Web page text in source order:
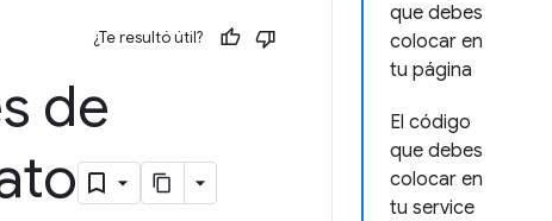
que debes
colocar en
tu página
El código
que debes
colocar en
tu service
¿Te resultó útil?
de